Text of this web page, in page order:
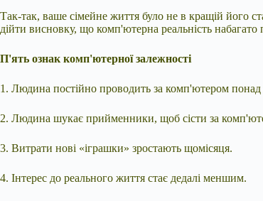
Так-так, ваше сімейне життя було не в кращій його
дійти висновку, що комп'ютерна реальність набагато
П'ять ознак комп'ютерної залежності
1. Людина постійно проводить за комп'ютером понад
2. Людина шукає прийменники, щоб сісти за
3. Витрати нові «іграшки» зростають щомісяця.
4. Інтерес до реального життя стає дедалі меншим.